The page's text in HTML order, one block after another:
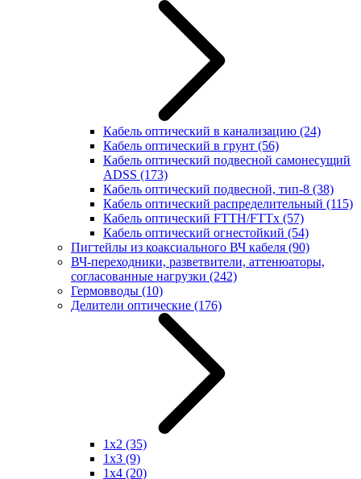
Кабель оптический в канализацию (24)
Кабель оптический в грунт (56)
Кабель оптический подвесной самонесущий
ADSS (173)
Кабель оптический подвесной, тип-8 (38)
Кабель оптический распределительный (115)
Кабель оптический FTTH/FTTx (57)
Кабель оптический огнестойкий (54)
Пигтейлы из коаксиального ВЧ кабеля (90)
ВЧ-переходники, разветвители, аттенюаторы,
согласованные нагрузки (242)
Гермовводы (10)
Делители оптические (176)
1x2 (35)
1x3 (9)
1x4 (20)